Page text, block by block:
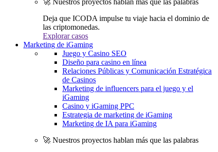
🚀 Nuestros proyectos hablan más que las palabras
Deja que ICODA impulse tu viaje hacia el dominio de
las criptomonedas.
Explorar casos
Marketing de iGaming
Juego y Casino SEO
Diseño para casino en línea
Relaciones Públicas y Comunicación Estratégica
de Casinos
Marketing de influencers para el juego y el
iGaming
Casino y iGaming PPC
Estrategia de marketing de iGaming
Marketing de IA para iGaming
🚀 Nuestros proyectos hablan más que las palabras